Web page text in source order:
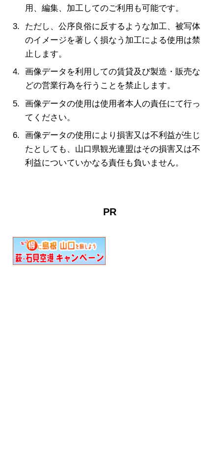
用、編集、加工してのご利用も可能です。
ただし、公序良俗に反するような加工、被写体
のイメージを著しく損なう加工による使用は禁
止します。
画像データを利用しての賃貸及び製造・販売な
どの営業行為を行うことを禁止します。
画像データの使用は使用者本人の責任にて行っ
てください。
画像データの使用により損害又は不利益が生じ
たとしても、山口県観光連盟はその損害又は不
利益についていかなる責任も負いません。
PR